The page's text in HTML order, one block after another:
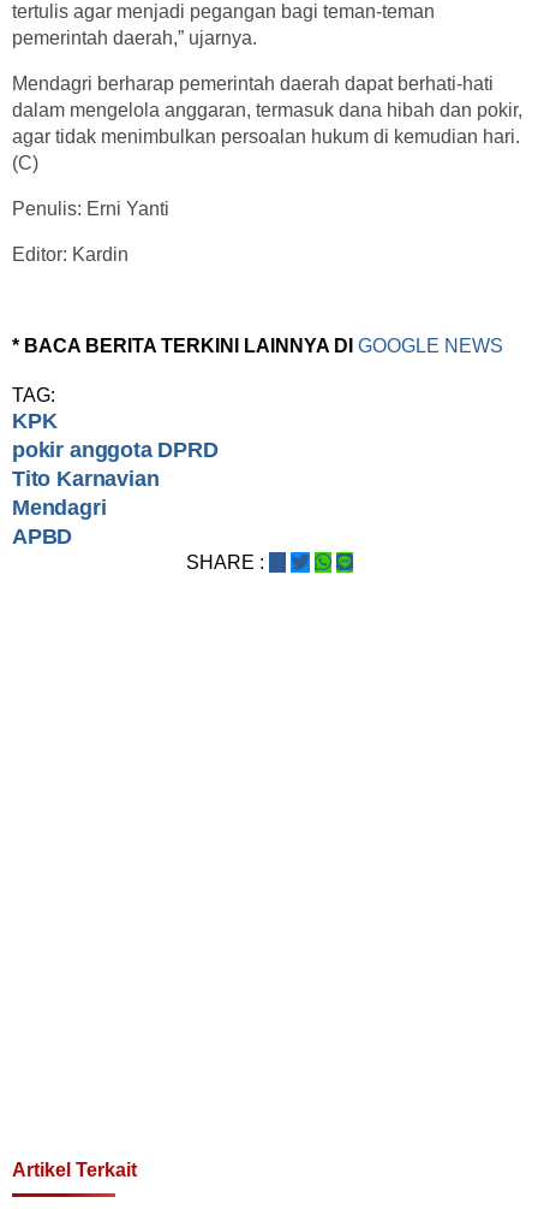
tertulis agar menjadi pegangan bagi teman-teman
pemerintah daerah,” ujarnya.
Mendagri berharap pemerintah daerah dapat berhati-hati
dalam mengelola anggaran, termasuk dana hibah dan pokir,
agar tidak menimbulkan persoalan hukum di kemudian hari.
(C)
Penulis: Erni Yanti
Editor: Kardin
* BACA BERITA TERKINI LAINNYA DI GOOGLE NEWS
TAG:
KPK
pokir anggota DPRD
Tito Karnavian
Mendagri
APBD
SHARE :
Artikel Terkait